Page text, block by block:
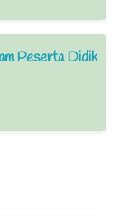
Peserta Didik